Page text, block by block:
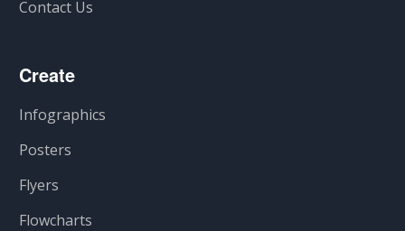
Contact Us
Create
Infographics
Posters
Flyers
Flowcharts